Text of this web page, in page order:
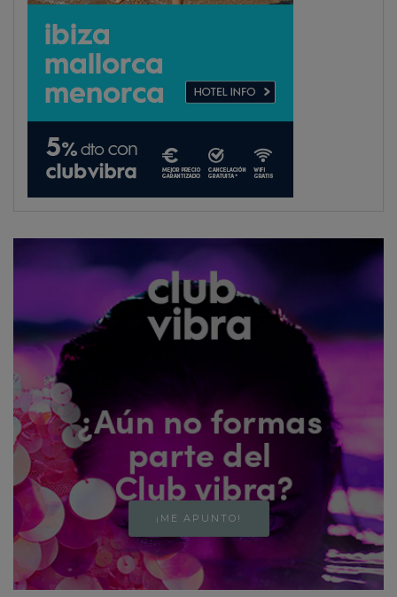
¡ME APUNTO!